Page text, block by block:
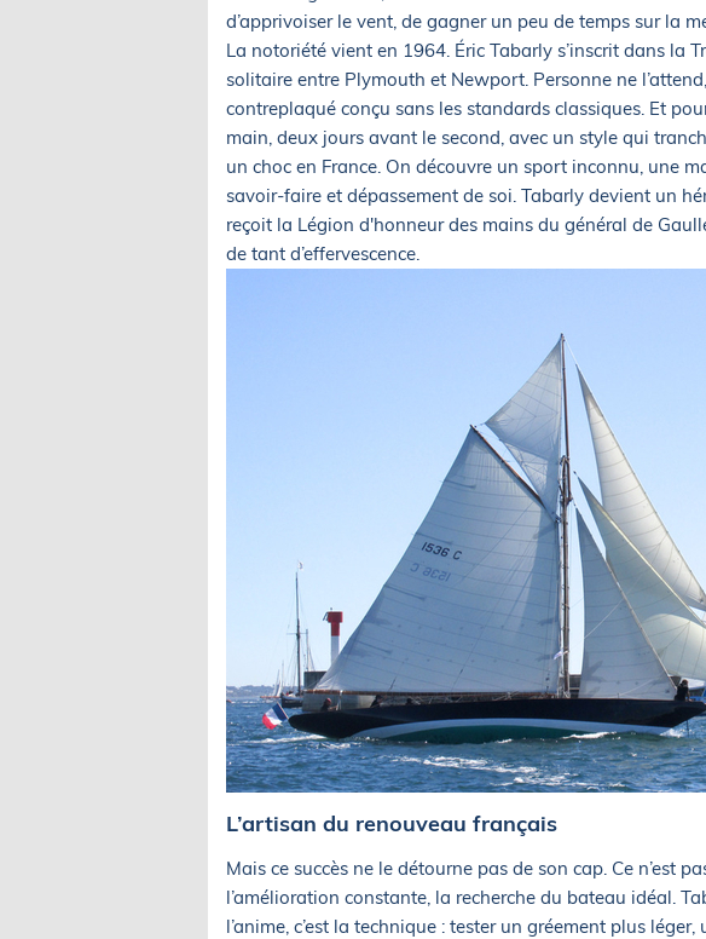
d’apprivoiser le vent, de gagner un peu de temps sur la
La notoriété vient en 1964. Éric Tabarly s’inscrit dans la
solitaire entre Plymouth et Newport. Personne ne
contreplaqué conçu sans les standards classiques. Et
main, deux jours avant le second, avec un style qui
un choc en France. On découvre un sport inconnu, une
savoir-faire et dépassement de soi. Tabarly devient un
reçoit la Légion d'honneur des mains du général de
de tant d’effervescence.
L’artisan du renouveau français
Mais ce succès ne le détourne pas de son cap. Ce n’est
l’amélioration constante, la recherche du bateau idéal.
l’anime, c’est la technique : tester un gréement plus